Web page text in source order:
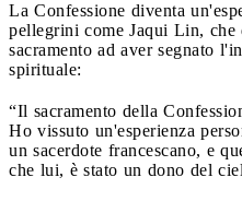
La Confessione diventa
pellegrini come Jaqui Lin, che
sacramento ad aver segnato
spirituale:
“Il sacramento della
Ho vissuto un'esperienza
un sacerdote francescano, e
che lui, è stato un dono del